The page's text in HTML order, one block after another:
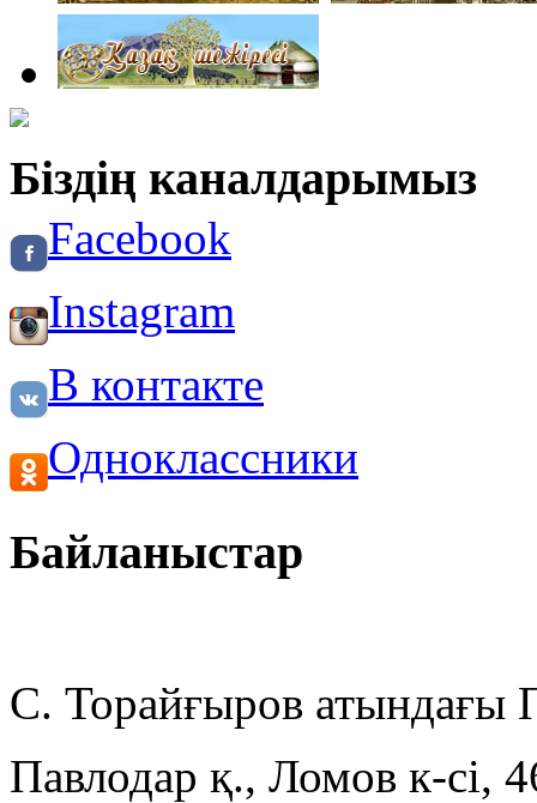
Біздің каналдарымыз
Facebook
Instagram
В контакте
Одноклассники
Байланыстар
С. Торайғыров
Павлодар қ., Ломов к-сі,